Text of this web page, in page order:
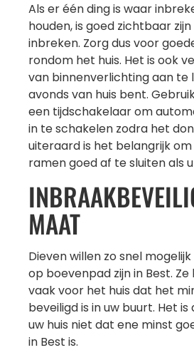
Als er één ding is waar
houden, is goed zichtbaar
inbreken. Zorg dus voor
rondom het huis. Het is ook
van binnenverlichting aan te
avonds van huis bent.
een tijdschakelaar om
in te schakelen zodra het
uiteraard is het belangrijk
ramen goed af te sluiten als
MAAT
Dieven willen zo snel mogelijk
op boevenpad zijn in Best.
vaak voor het huis dat het
beveiligd is in uw buurt. Het
uw huis niet dat ene minst
in Best is.